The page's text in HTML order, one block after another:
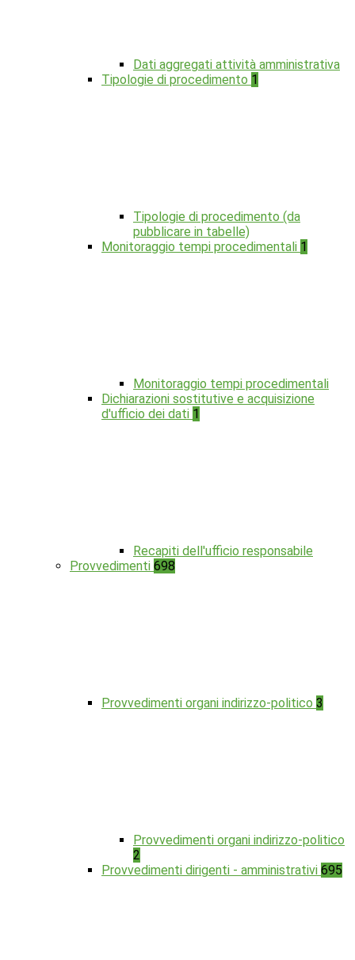
Dati aggregati attività amministrativa
Tipologie di procedimento 1
Tipologie di procedimento (da
pubblicare in tabelle)
Monitoraggio tempi procedimentali 1
Monitoraggio tempi procedimentali
Dichiarazioni sostitutive e acquisizione
d'ufficio dei dati 1
Recapiti dell'ufficio responsabile
Provvedimenti 698
Provvedimenti organi indirizzo-politico 3
Provvedimenti organi indirizzo-politico
2
Provvedimenti dirigenti - amministrativi 695